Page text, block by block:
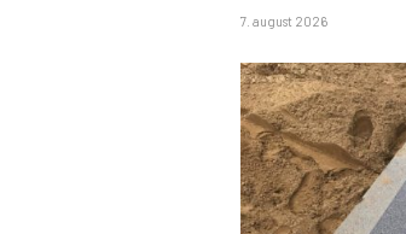
7. august 2026